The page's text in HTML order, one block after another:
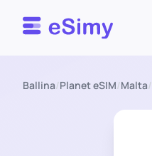
Esimy
Ballina/Planet eSIM/Malta/